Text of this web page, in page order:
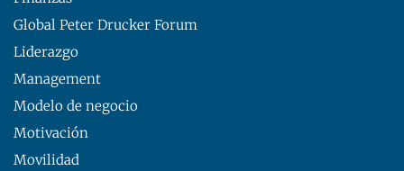
Global Peter Drucker Forum
Liderazgo
Management
Modelo de negocio
Motivación
Movilidad